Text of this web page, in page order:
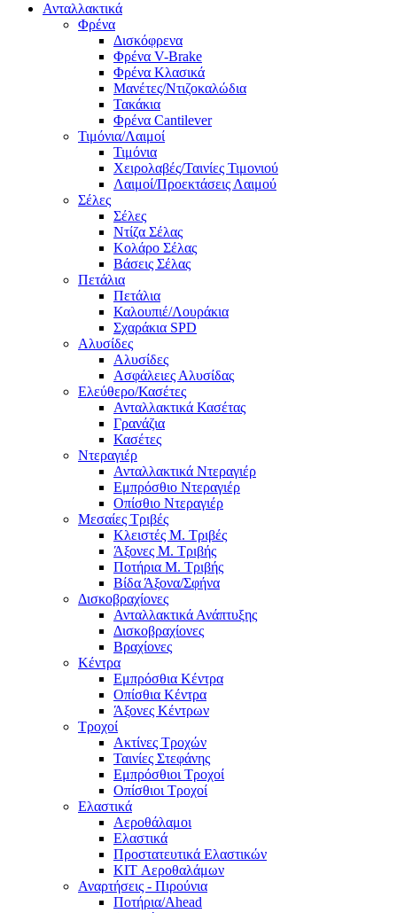
Ανταλλακτικά
Φρένα
Δισκόφρενα
Φρένα V-Brake
Φρένα Κλασικά
Μανέτες/Ντιζοκαλώδια
Τακάκια
Φρένα Cantilever
Τιμόνια/Λαιμοί
Τιμόνια
Χειρολαβές/Ταινίες Τιμονιού
Λαιμοί/Προεκτάσεις Λαιμού
Σέλες
Σέλες
Ντίζα Σέλας
Κολάρο Σέλας
Βάσεις Σέλας
Πετάλια
Πετάλια
Καλουπιέ/Λουράκια
Σχαράκια SPD
Αλυσίδες
Αλυσίδες
Ασφάλειες Αλυσίδας
Ελεύθερο/Κασέτες
Ανταλλακτικά Κασέτας
Γρανάζια
Κασέτες
Ντεραγιέρ
Ανταλλακτικά Ντεραγιέρ
Εμπρόσθιο Ντεραγιέρ
Οπίσθιο Ντεραγιέρ
Μεσαίες Τριβές
Κλειστές Μ. Τριβές
Άξονες Μ. Τριβής
Ποτήρια Μ. Τριβής
Βίδα Άξονα/Σφήνα
Δισκοβραχίονες
Ανταλλακτικά Ανάπτυξης
Δισκοβραχίονες
Βραχίονες
Κέντρα
Εμπρόσθια Κέντρα
Οπίσθια Κέντρα
Άξονες Κέντρων
Τροχοί
Ακτίνες Τροχών
Ταινίες Στεφάνης
Εμπρόσθιοι Τροχοί
Οπίσθιοι Τροχοί
Ελαστικά
Αεροθάλαμοι
Ελαστικά
Προστατευτικά Ελαστικών
KIT Αεροθαλάμων
Αναρτήσεις - Πιρούνια
Ποτήρια/Ahead